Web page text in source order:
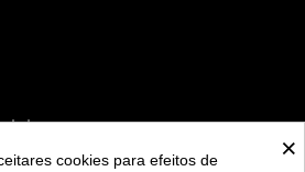
×
cookies para efeitos de